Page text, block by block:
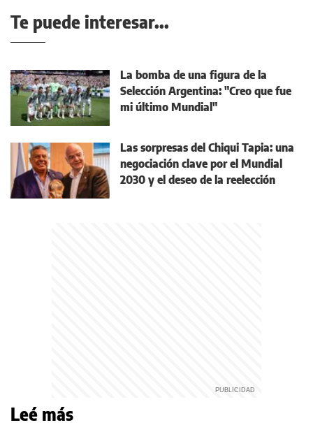
Te puede interesar...
La bomba de una figura de la
Selección Argentina: "Creo que fue
mi último Mundial"
Las sorpresas del Chiqui Tapia: una
negociación clave por el Mundial
2030 y el deseo de la reelección
Leé más